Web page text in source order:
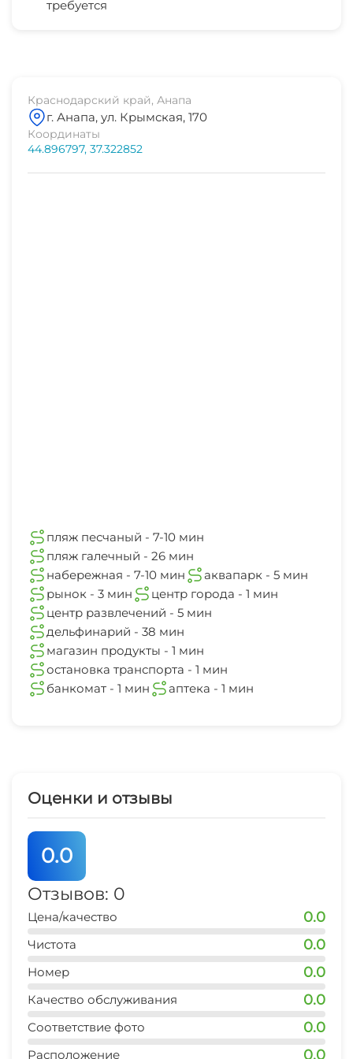
рынок
центр развлечений
5 мин
дельфинарий
требуется
Краснодарский край, Анапа
г. Анапа, ул. Крымская, 170
Координаты
44.896797, 37.322852
пляж песчаный - 7-10 мин
пляж галечный - 26 мин
набережная - 7-10 мин
аквапарк - 5 мин
рынок - 3 мин
центр города - 1 мин
центр развлечений - 5 мин
дельфинарий - 38 мин
магазин продукты - 1 мин
остановка транспорта - 1 мин
банкомат - 1 мин
аптека - 1 мин
Оценки и отзывы
0.0
Отзывов: 0
Цена/качество 0.0
Чистота 0.0
Номер 0.0
Качество обслуживания 0.0
Соответствие фото 0.0
Расположение 0.0